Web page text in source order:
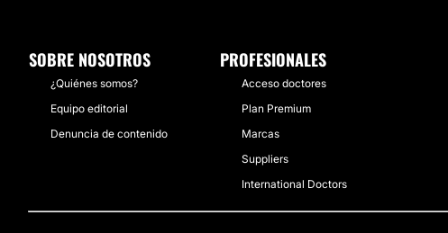
SOBRE NOSOTROS
¿Quiénes somos?
Equipo editorial
Denuncia de contenido
PROFESIONALES
Acceso doctores
Plan Premium
Marcas
Suppliers
International Doctors